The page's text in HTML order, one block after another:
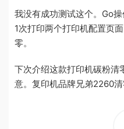
我没有成功测试这个。Go
1次打印两个打印机配置页
零。
下次介绍这款打印机碳粉清
意。复印机品牌兄弟2260清